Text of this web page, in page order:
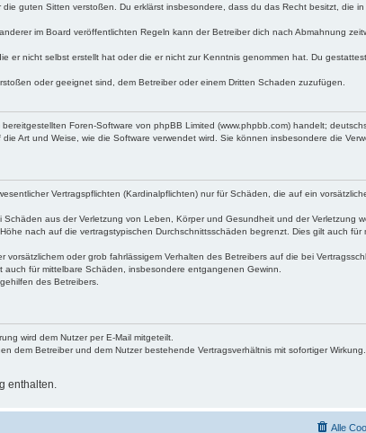
guten Sitten verstoßen. Du erklärst insbesondere, dass du das Recht besitzt, die
im Board veröffentlichten Regeln kann der Betreiber dich nach Abmahnung
nicht selbst erstellt hat oder die er nicht zur Kenntnis genommen hat. Du
oder geeignet sind, dem Betreiber oder einem Dritten Schaden zuzufügen.
bereitgestellten Foren-Software von phpBB Limited (www.phpbb.com) handelt;
Art und Weise, wie die Software verwendet wird. Sie können insbesondere die
Vertragspflichten (Kardinalpflichten) nur für Schäden, die auf ein
aus der Verletzung von Leben, Körper und Gesundheit und der Verletzung
nach auf die vertragstypischen Durchschnittsschäden begrenzt. Dies gilt auch
oder grob fahrlässigem Verhalten des Betreibers auf die bei
für mittelbare Schäden, insbesondere entgangenen Gewinn.
des Betreibers.
wird dem Nutzer per E-Mail mitgeteilt.
dem Betreiber und dem Nutzer bestehende Vertragsverhältnis mit sofortiger Wirkung.
enthalten.
Alle